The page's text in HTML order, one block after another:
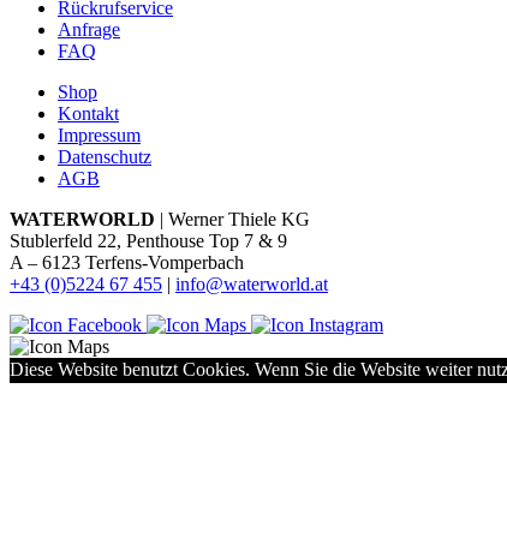
Rückrufservice
Anfrage
FAQ
Shop
Kontakt
Impressum
Datenschutz
AGB
WATERWORLD | Werner Thiele KG
Stublerfeld 22, Penthouse Top 7 & 9
A – 6123 Terfens-Vomperbach
+43 (0)5224 67 455 | info@waterworld.at
Diese Website benutzt Cookies. Wenn Sie die Website weiter